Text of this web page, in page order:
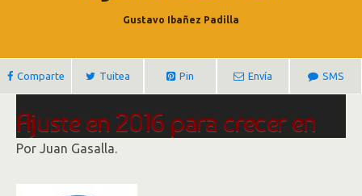
Gustavo Ibañez Padilla
Comparte Tuitea Pin Envía SMS
Ajuste en 2016 para crecer en
2017
Por Juan Gasalla.